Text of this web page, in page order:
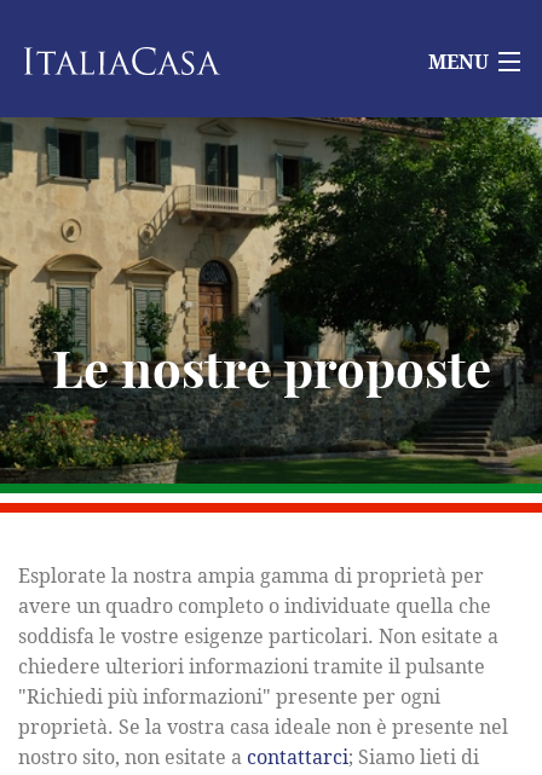
MENU
Le nostre proposte
Esplorate la nostra ampia gamma di proprietà per
avere un quadro completo o individuate quella che
soddisfa le vostre esigenze particolari. Non esitate a
chiedere ulteriori informazioni tramite il pulsante
"Richiedi più informazioni" presente per ogni
proprietà. Se la vostra casa ideale non è presente nel
nostro sito, non esitate a contattarci; Siamo lieti di